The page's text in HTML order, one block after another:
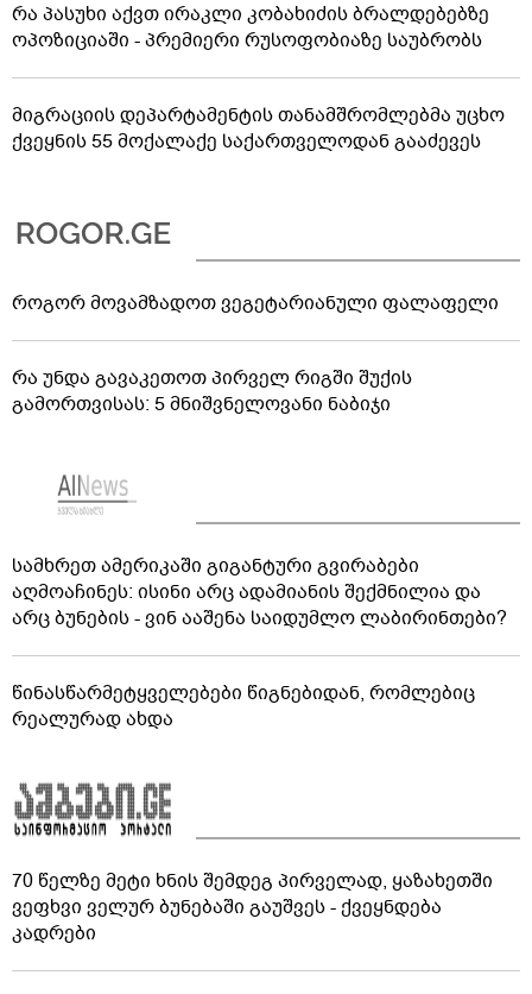
რა პასუხი აქვთ ირაკლი კობახიძის ბრალდებებზე
ოპოზიციაში - პრემიერი რუსოფობიაზე საუბრობს
მიგრაციის დეპარტამენტის თანამშრომლებმა უცხო
ქვეყნის 55 მოქალაქე საქართველოდან გააძევეს
როგორ მოვამზადოთ ვეგეტარიანული ფალაფელი
რა უნდა გავაკეთოთ პირველ რიგში შუქის
გამორთვისას: 5 მნიშვნელოვანი ნაბიჯი
სამხრეთ ამერიკაში გიგანტური გვირაბები
აღმოაჩინეს: ისინი არც ადამიანის შექმნილია და
არც ბუნების - ვინ ააშენა საიდუმლო ლაბირინთები?
წინასწარმეტყველებები წიგნებიდან, რომლებიც
რეალურად ახდა
70 წელზე მეტი ხნის შემდეგ პირველად, ყაზახეთში
ვეფხვი ველურ ბუნებაში გაუშვეს - ქვეყნდება
კადრები